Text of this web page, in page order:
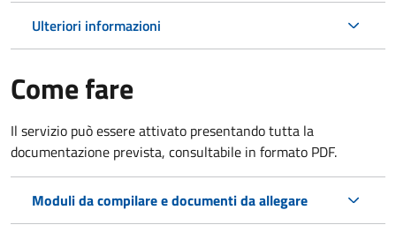
Ulteriori informazioni
Come fare
Il servizio può essere attivato presentando tutta la
documentazione prevista, consultabile in formato PDF.
Moduli da compilare e documenti da allegare